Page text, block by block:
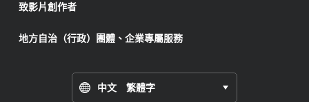
致影片創作者
地方自治（行政）團體、企業專屬服務
中文 繁體字